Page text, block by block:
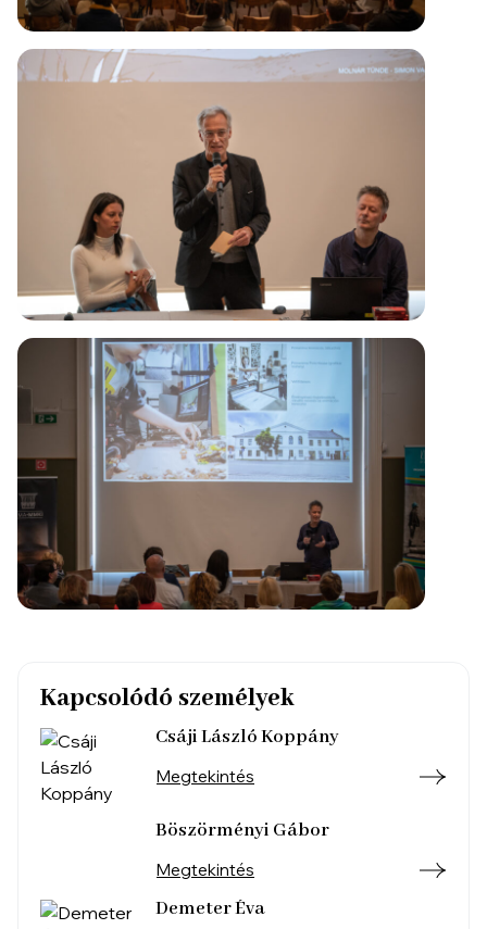
Kapcsolódó személyek
Csáji László Koppány
Megtekintés
Böszörményi Gábor
Megtekintés
Demeter Éva